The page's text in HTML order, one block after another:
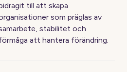
till att skapa
som präglas av
stabilitet och
att hantera förändring.